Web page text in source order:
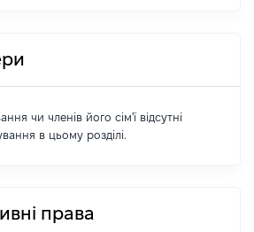
чи членів його сім'ї відсутні
в цьому розділі.
права